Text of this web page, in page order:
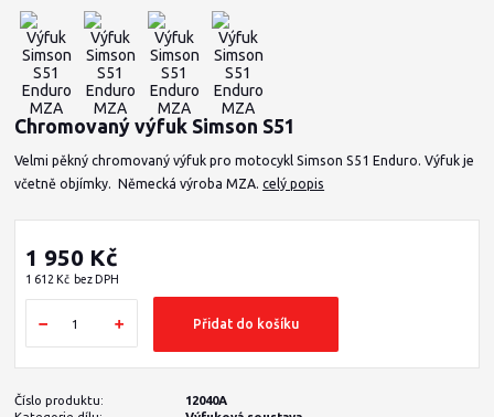
Chromovaný výfuk Simson S51
Velmi pěkný chromovaný výfuk pro motocykl Simson S51 Enduro. Výfuk je
včetně objímky. Německá výroba MZA.celý popis
1 950 Kč
1 612 Kč bez DPH
Přidat do košíku
Číslo produktu:
12040A